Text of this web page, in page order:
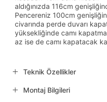
aldığınızda 116cm
Pencereniz 100cm
civarında perde duvarı
yüksekliğinde camı
az ise de camı kapatacak
Teknik Özellikler
Montaj Bilgileri